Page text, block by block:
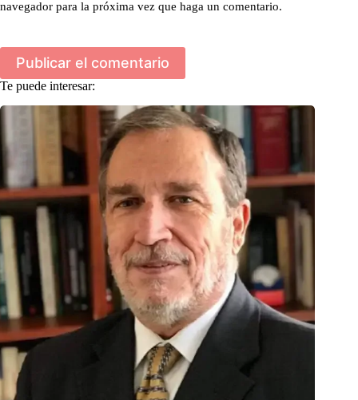
navegador para la próxima vez que haga un comentario.
Publicar el comentario
Te puede interesar: